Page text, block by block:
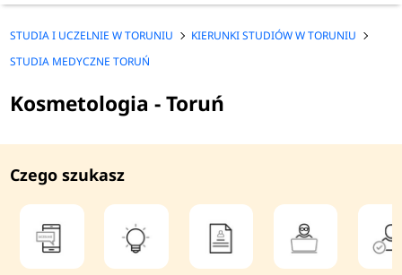
STUDIA I UCZELNIE W TORUNIU
KIERUNKI STUDIÓW W TORUNIU
STUDIA MEDYCZNE TORUŃ
Kosmetologia - Toruń
Czego szukasz